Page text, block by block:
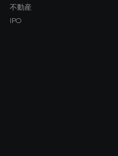
不動産
IPO